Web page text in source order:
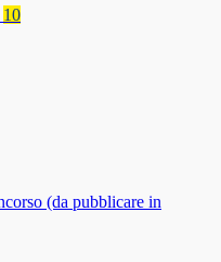
10
(da pubblicare in